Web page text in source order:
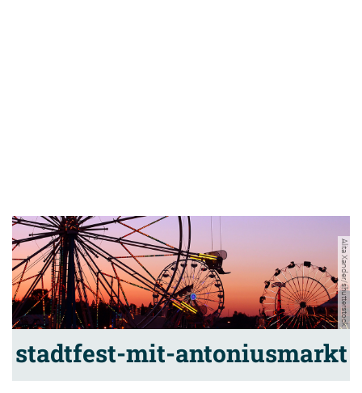
Alita Xander/shutterstock
stadtfest-mit-antoniusmarkt